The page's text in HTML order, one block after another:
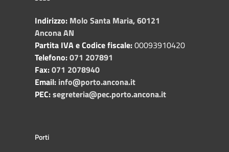
Indirizzo: Molo Santa Maria, 60121
Ancona AN
Partita IVA e Codice fiscale:00093910420
Telefono:071 207891
Fax:071 2078940
Email: info@porto.ancona.it
PEC:segreteria@pec.porto.ancona.it
Porti